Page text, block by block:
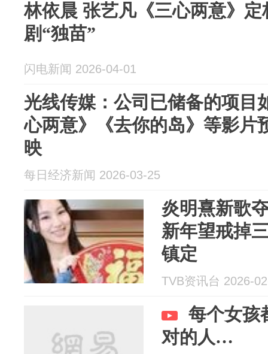
林依晨 张艺凡《三心两意》
剧“独苗”
闪电新闻 2026-04-01
光线传媒：公司已储备的项目
心两意》《去你的岛》等影片
映
每日经济新闻 2026-03-25
炎明熹新歌
新年望戒掉
镇定
TVB资讯台 2026-
每个女孩
对的人…